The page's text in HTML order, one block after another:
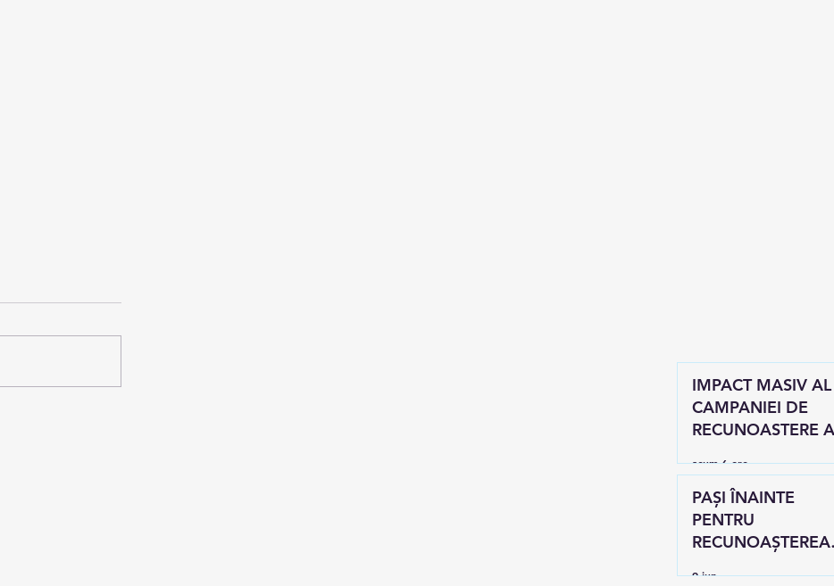
IMPACT MASIV AL
CAMPANIEI DE
RECUNOASTERE A
DIN SANATATE
acum 6 ore
PAȘI ÎNAINTE
PENTRU
RECUNOAȘTEREA
9 iun.